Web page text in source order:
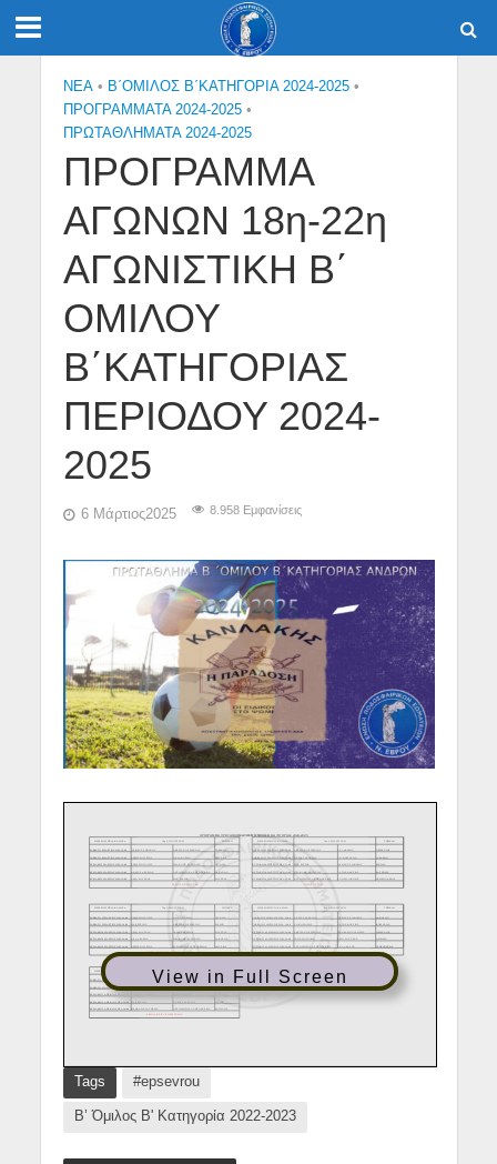
NEA • Β΄ΟΜΙΛΟΣ Β΄ΚΑΤΗΓΟΡΙΑ 2024-2025 •
ΠΡΟΓΡΑΜΜΑΤΑ 2024-2025 •
ΠΡΩΤΑΘΛΗΜΑΤΑ 2024-2025
ΠΡΟΓΡΑΜΜΑ
ΑΓΩΝΩΝ 18η-22η
ΑΓΩΝΙΣΤΙΚΗ Β΄
ΟΜΙΛΟΥ
Β΄ΚΑΤΗΓΟΡΙΑΣ
ΠΕΡΙΟΔΟΥ 2024-
2025
6 Μάρτιος2025 8.958 Εμφανίσεις
View in Full Screen
Tags #epsevrou
Β’ Όμιλος Β' Κατηγορία 2022-2023